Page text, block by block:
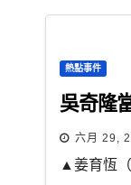
熱點事件
吳奇隆
六月 29,
▲姜育恆